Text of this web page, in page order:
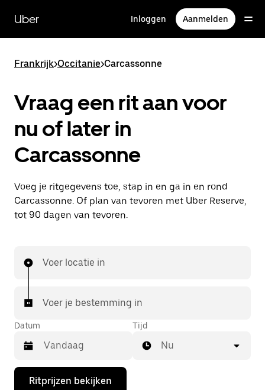
naar
hoofdinhoud
Uber Inloggen Aanmelden
Frankrijk>Occitanie>Carcassonne
Vraag een rit aan voor
nu of later in
Carcassonne
Voeg je ritgegevens toe, stap in en ga in en rond
Carcassonne. Of plan van tevoren met Uber Reserve,
tot 90 dagen van tevoren.
Voer locatie in
Voer je bestemming in
Datum
Druk
Tijd
Nu
Ritprijzen bekijken